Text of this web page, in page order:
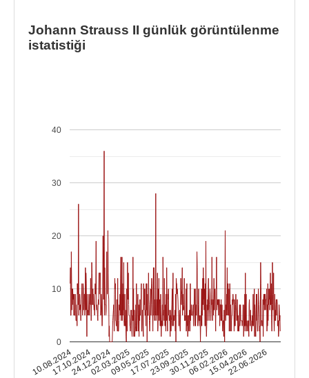
Johann Strauss II günlük görüntülenme
istatistiği
10.08.2024
17.10.202424.12.202402.03.202509.05.202517.07.202523.09.202530.11.202506.02.202615.04.2026
22.06.2026
0
10
20
30
40